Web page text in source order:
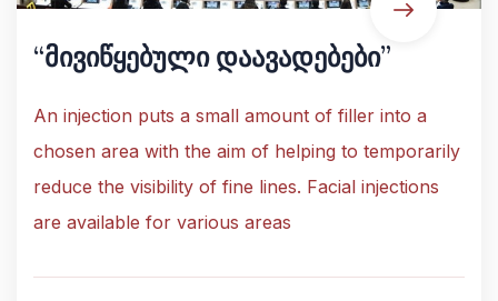
“მივიწყებული დაავადებები”
An injection puts a small amount of filler into a
chosen area with the aim of helping to temporarily
reduce the visibility of fine lines. Facial injections
are available for various areas